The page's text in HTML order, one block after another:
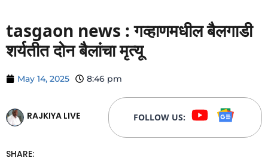
tasgaon news : गव्हाणमधील बैलगाडी
शर्यतीत दोन बैलांचा मृत्यू
May 14, 2025 8:46 pm
RAJKIYA LIVE FOLLOW US:
SHARE: